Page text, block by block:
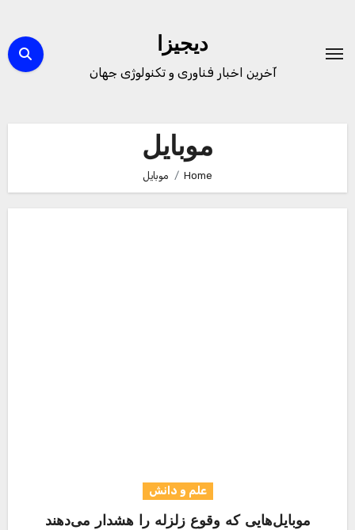
content
دیجیزا
آخرین اخبار فناوری و تکنولوژی جهان
موبایل
Home موبایل
علم و دانش
موبایل‌هایی که وقوع زلزله را هشدار می‌دهند